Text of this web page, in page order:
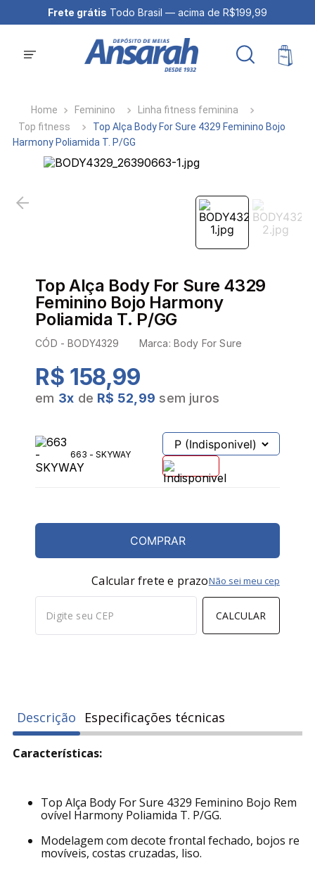
Frete grátis Todo Brasil — acima de R$199,99
Feminino
Linha fitness feminina
Top fitness
Top Alça Body For Sure 4329 Feminino Bojo
Harmony Poliamida T. P/GG
Top Alça Body For Sure 4329
Feminino Bojo Harmony
Poliamida T. P/GG
CÓD -BODY4329 Marca: Body For Sure
R$ 158,99
em 3x de R$ 52,99 sem juros
663 - SKYWAY
COMPRAR
Calcular frete e prazo
CALCULAR
Não sei meu cep
Descrição Especificações técnicas
Características:
Top Alça Body For Sure 4329 Feminino Bojo Rem
ovível Harmony Poliamida T. P/GG.
Modelagem com decote frontal fechado, bojos re
movíveis, costas cruzadas, liso.